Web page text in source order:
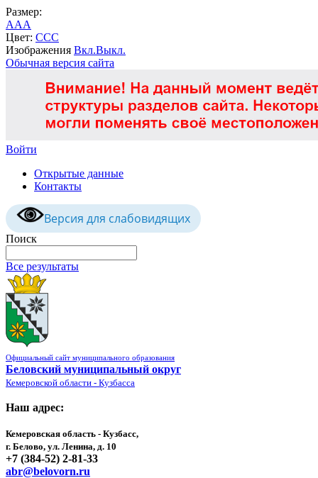
Размер:
AAA
Цвет: CCC
Изображения Вкл.Выкл.
Обычная версия сайта
Войти
Открытые данные
Контакты
Версия для слабовидящих
Поиск
Все результаты
Официальный сайт муниципального образования
Беловский муниципальный округ
Кемеровской области - Кузбасса
Наш адрес:
Кемеровская область - Кузбасс,
г. Белово, ул. Ленина, д. 10
+7 (384-52) 2-81-33
abr@belovorn.ru